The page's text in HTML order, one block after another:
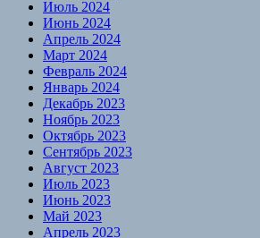
Июль 2024
Июнь 2024
Апрель 2024
Март 2024
Февраль 2024
Январь 2024
Декабрь 2023
Ноябрь 2023
Октябрь 2023
Сентябрь 2023
Август 2023
Июль 2023
Июнь 2023
Май 2023
Апрель 2023